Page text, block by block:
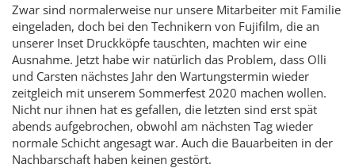
Zwar sind normalerweise nur unsere Mitarbeiter mit Familie
eingeladen, doch bei den Technikern von Fujifilm, die an
unserer Inset Druckköpfe tauschten, machten wir eine
Ausnahme. Jetzt habe wir natürlich das Problem, dass Olli
und Carsten nächstes Jahr den Wartungstermin wieder
zeitgleich mit unserem Sommerfest 2020 machen wollen.
Nicht nur ihnen hat es gefallen, die letzten sind erst spät
abends aufgebrochen, obwohl am nächsten Tag wieder
normale Schicht angesagt war. Auch die Bauarbeiten in der
Nachbarschaft haben keinen gestört.